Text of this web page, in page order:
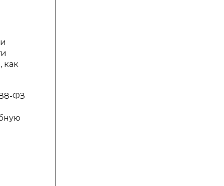
как
ФЗ